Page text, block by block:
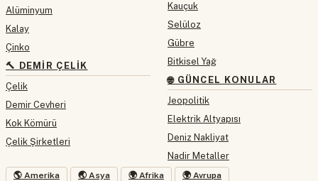
Alüminyum
Kalay
Çinko
🔨 DEMIR ÇELIK
Çelik
Demir Cevheri
Kok Kömürü
Çelik Şirketleri
Kauçuk
Selüloz
Gübre
Bitkisel Yağ
🌐 GÜNCEL KONULAR
Jeopolitik
Elektrik Altyapısı
Deniz Nakliyat
Nadir Metaller
🌎 Amerika 🌏 Asya 🌍 Afrika 🌍 Avrupa